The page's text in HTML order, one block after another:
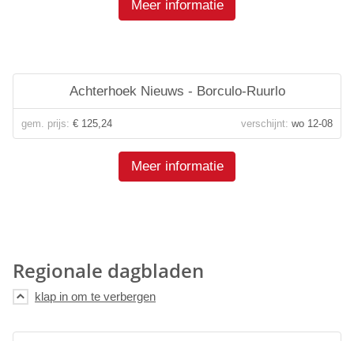
Meer informatie
Achterhoek Nieuws - Borculo-Ruurlo
gem. prijs: € 125,24 verschijnt: wo 12-08
Meer informatie
Regionale dagbladen